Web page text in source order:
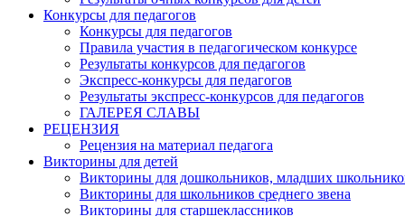
Конкурсы для педагогов
Конкурсы для педагогов
Правила участия в педагогическом конкурсе
Результаты конкурсов для педагогов
Экспресс-конкурсы для педагогов
Результаты экспресс-конкурсов для педагогов
ГАЛЕРЕЯ СЛАВЫ
РЕЦЕНЗИЯ
Рецензия на материал педагога
Викторины для детей
Викторины для дошкольников, младших
Викторины для школьников среднего звена
Викторины для старшеклассников